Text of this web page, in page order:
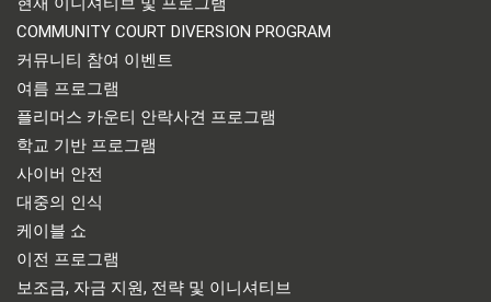
COMMUNITY COURT DIVERSION PROGRAM
커뮤니티 참여 이벤트
여름 프로그램
플리머스 카운티 안락사견 프로그램
학교 기반 프로그램
사이버 안전
대중의 인식
케이블 쇼
이전 프로그램
보조금, 자금 지원, 전략 및 이니셔티브